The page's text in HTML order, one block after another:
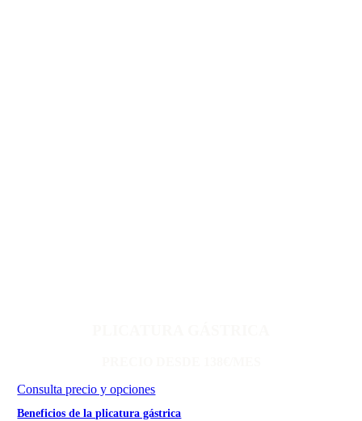
Consulta precio y opciones
Beneficios de la plicatura gástrica